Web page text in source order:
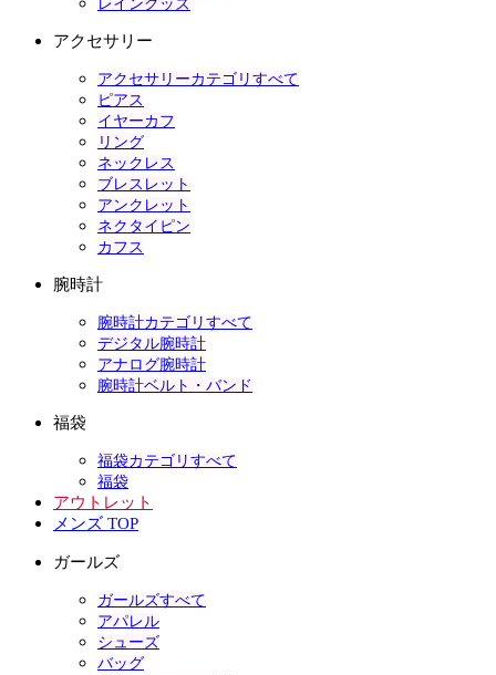
レイングッズ
アクセサリー
アクセサリーカテゴリすべて
ピアス
イヤーカフ
リング
ネックレス
ブレスレット
アンクレット
ネクタイピン
カフス
腕時計
腕時計カテゴリすべて
デジタル腕時計
アナログ腕時計
腕時計ベルト・バンド
福袋
福袋カテゴリすべて
福袋
アウトレット
メンズ TOP
ガールズ
ガールズすべて
アパレル
シューズ
バッグ